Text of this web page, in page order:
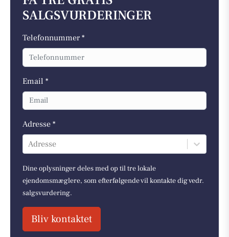
SALGSVURDERINGER
Telefonnummer *
Email *
Adresse *
Adresse
Dine oplysninger deles med op til tre lokale
ejendomsmæglere, som efterfølgende vil kontakte dig vedr.
salgsvurdering.
Bliv kontaktet